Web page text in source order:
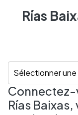
Rías
Connectez-
Rías